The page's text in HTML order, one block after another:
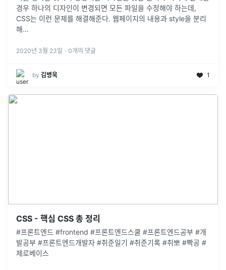
경우 하나의 디자인이 변경되면 모든 파일을 수정해야 하는데,
CSS는 이런 문제를 해결해준다. 웹페이지의 내용과 style을 분리
해...
2020년 3월 23일 · 0개의 댓글
by 김병욱 1
CSS - 핵심 CSS 총 정리
#프론트엔드 #frontend #프론트엔드스쿨 #프론트엔드공부 #개
발공부 #프론트엔드개발자 #취준일기 #취준기록 #취뽀 #빡공 #
제로베이스